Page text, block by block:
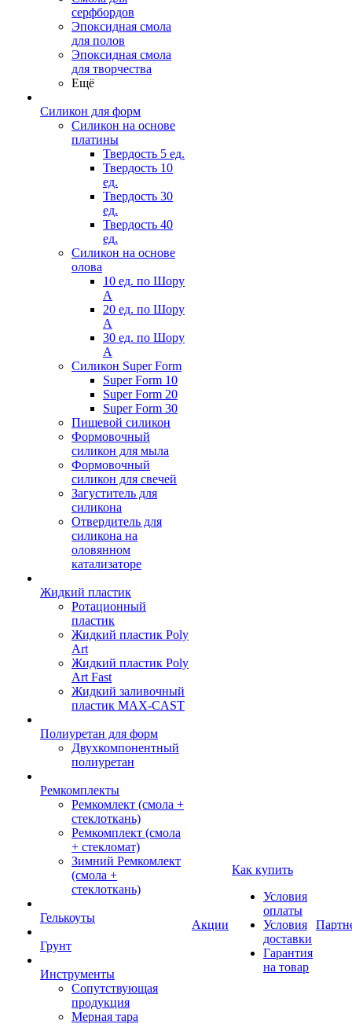
серфбордов
Эпоксидная смола
для полов
Эпоксидная смола
для творчества
Ещё
Силикон для форм
Силикон на основе
платины
Твердость 5 ед.
Твердость 10
ед.
Твердость 30
ед.
Твердость 40
ед.
Силикон на основе
олова
10 ед. по Шору
А
20 ед. по Шору
А
30 ед. по Шору
А
Силикон Super Form
Super Form 10
Super Form 20
Super Form 30
Пищевой силикон
Формовочный
силикон для мыла
Формовочный
силикон для свечей
Загуститель для
силикона
Отвердитель для
силикона на
оловянном
катализаторе
Жидкий пластик
Ротационный
пластик
Жидкий пластик Poly
Art
Жидкий пластик Poly
Art Fast
Жидкий заливочный
пластик MAX-CAST
Полиуретан для форм
Двухкомпонентный
полиуретан
Ремкомплекты
Ремкомлект (смола +
стеклоткань)
Ремкомплект (смола
+ стекломат)
Зимний Ремкомлект
(смола +
стеклоткань)
Гелькоуты
Грунт
Инструменты
Сопутствующая
продукция
Мерная тара
Акции
Как купить
Условия
оплаты
Условия
доставки
Гарантия
на товар